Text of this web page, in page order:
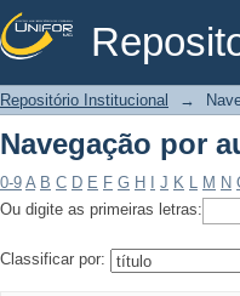
Navegação por
Repositório Institucional →
Navegação por
0-9 A B C D E F G H J K L M N
Ou digite as primeiras letras:
Classificar por: